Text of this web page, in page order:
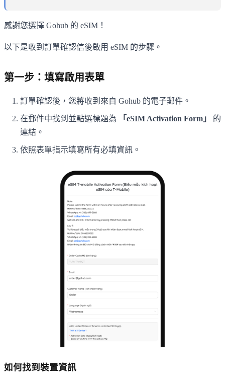
感謝您選擇 Gohub 的 eSIM！
以下是收到訂單確認信後啟用 eSIM 的步驟。
第一步：填寫啟用表單
訂單確認後，您將收到來自 Gohub 的電子郵件。
在郵件中找到並點選標題為 「eSIM Activation Form」
的
連結。
依照表單指示填寫所有必填資訊。
如何找到裝置資訊